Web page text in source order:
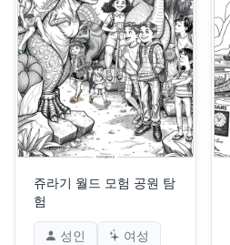
쥬라기 월드 모험 공원 탐
험
성인
여성